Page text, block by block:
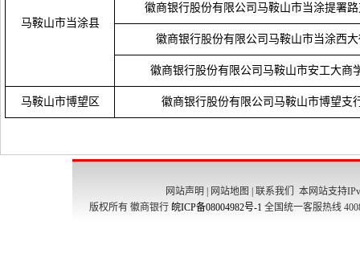
马鞍山市当涂县
徽商银行股份有限公司马鞍山市当涂提署
徽商银行股份有限公司马鞍山市当涂西
徽商银行股份有限公司马鞍山市安工大商
马鞍山市博望区 徽商银行股份有限公司马鞍山市博望支
网站声明 网站地图 联系我们
本网站支持
版权所有 徽商银行 皖ICP备08004982号-1 全国统一客服热线